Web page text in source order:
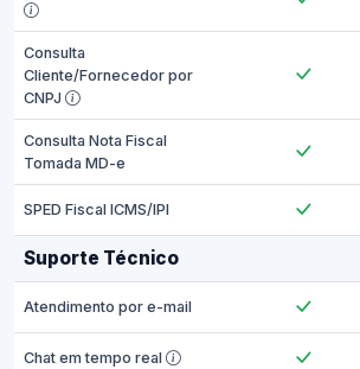
Consulta
Cliente/Fornecedor por
CNPJ
Consulta Nota Fiscal
Tomada MD-e
SPED Fiscal ICMS/IPI
Suporte Técnico
Atendimento por e-mail
Chat em tempo real